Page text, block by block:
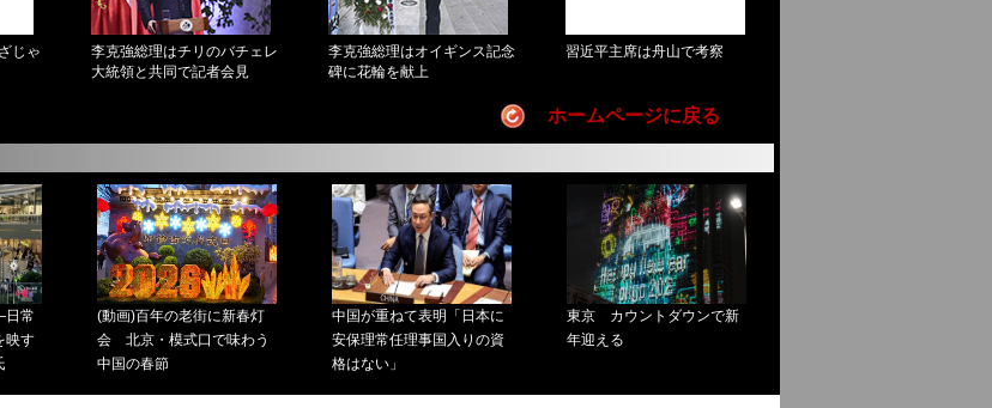
ホームページに戻る